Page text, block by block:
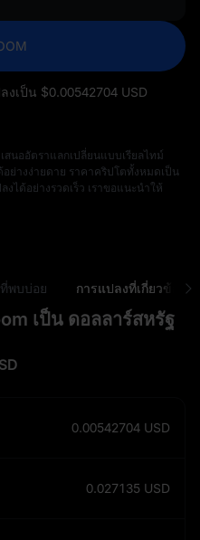
งเป็น $‎0.00542704 USD
สนออัตราแลกเปลี่ยนแบบเรียลไทม์
อย่างง่ายดาย ราคาคริปโตทั้งหมดเป็น
ได้อย่างรวดเร็ว เราขอแนะนำให้
พบบ่อย การแปลงที่เกี่ยวข้อง
เป็น ดอลลาร์สหรัฐ
0.00542704 USD
0.027135 USD